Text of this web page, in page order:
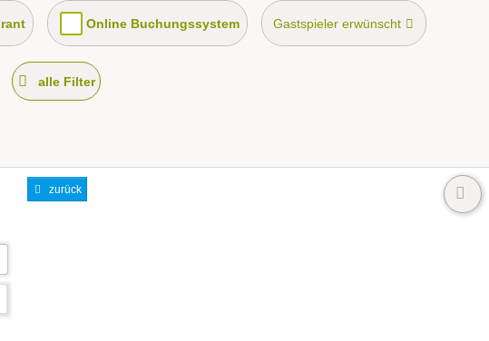
Online Buchungssystem Gastspieler erwünscht
alle Filter
zurück